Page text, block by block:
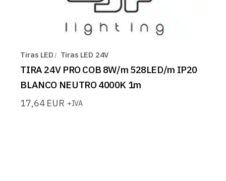
Tiras LED Tiras LED 24V
TIRA 24V PRO COB 8W/m 528LED/m IP20
BLANCO NEUTRO 4000K 1m
17,64 EUR +IVA